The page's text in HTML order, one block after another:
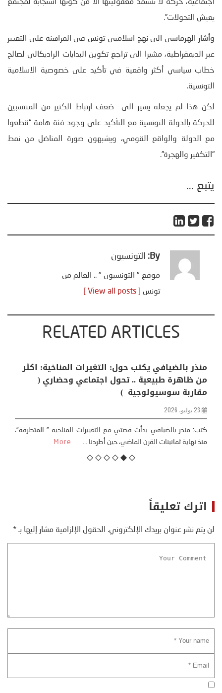
اجتماعية، حركة لا تستمد معقوليتها الا من كونها استجابة لمجتمع
يعيش التحولات”.
وأشار الهرماسي الى نهج اسلاميي تونس في المراهنة على التغيير
عبر الديمقراطية، مشيرا الى تراجع تكوين البدايات الراديكالي لصالح
خطاب سياسي أكثر واقعية في تأكيد على خصوصية الاسلامية
التونسية.
لكن هذا لم يجعله يسير الى ضعف ارتباط الكثير من المنتسبين
للحركة بالدولة التونسية مع التأكيد على وجود فئة هامة “قطعوا
مع الدولة والواقع القومي، ويشبهون صورة المناضل من نمط
“التكفير والهجرة”.
يتبع …
By: التونسيون
موقع " التونسيون " .. العالم من
تونس
RELATED ARTICLES
منذر بالضيافي يكتب حول: التغيرات المناخية: اكثر
من ظاهرة طبيعية .. تحول اجتماعي وحضاري (
مقاربة سوسيولوجية )
23 يوليو، 2026
كتب: منذر بالضيافي بدأت قصتي مع التغييرات المناخية ” المتطرفة”،
منذ نهاية ثمانينات القرن الماضي، حين أطردنا ...
More
اترك تعليقاً
لن يتم نشر عنوان بريدك الإلكتروني. الحقول الإلزامية مشار إليها بـ*